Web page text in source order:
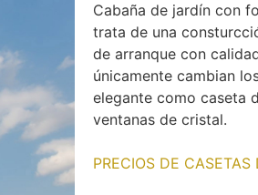
Cabaña de jardín con
trata de una
de arranque con
únicamente cambian
elegante como caseta
ventanas de cristal.
PRECIOS DE